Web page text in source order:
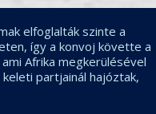
elfoglalták szinte a
így a konvoj követte a
Afrika megkerülésével
partjainál hajóztak,